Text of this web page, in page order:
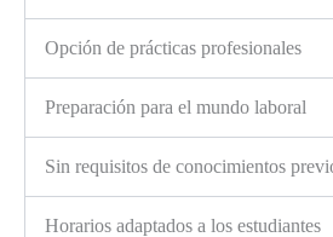
Opción de prácticas profesionales
Preparación para el mundo laboral
Sin requisitos de conocimientos
Horarios adaptados a los estudiantes